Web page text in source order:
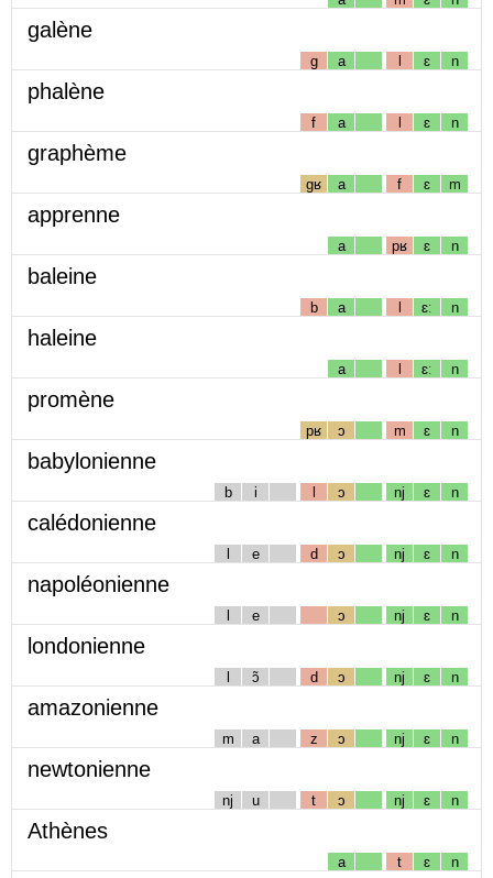
galène
g a l ɛ n
phalène
f a l ɛ n
graphème
gʁ a f ɛ m
apprenne
a pʁ ɛ n
baleine
b a l ɛː n
haleine
a l ɛː n
promène
pʁ ɔ m ɛ n
babylonienne
b i l ɔ nj ɛ n
calédonienne
l e d ɔ nj ɛ n
napoléonienne
l e ɔ nj ɛ n
londonienne
l ɔ̃ d ɔ nj ɛ n
amazonienne
m a z ɔ nj ɛ n
newtonienne
nj u t ɔ nj ɛ n
Athènes
a t ɛ n